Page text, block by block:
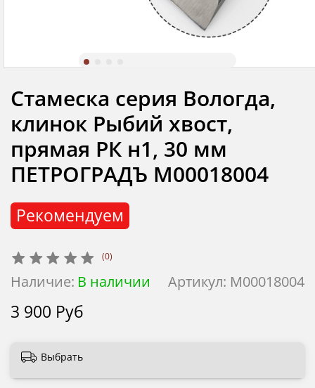
(0)
Артикул: М00018004
Наличие: В наличии
Рекомендуем
Стамеска серия Вологда,
клинок Рыбий хвост,
прямая РК н1, 30 мм
ПЕТРОГРАДЪ М00018004
3 900 Руб
Выбрать